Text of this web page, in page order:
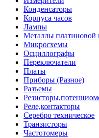
Конденсаторы
Корпуса часов
Лампы
Металлы платиновой
Микросхемы
Осциллографы
Переключатели
Платы
Приборы (Разное)
Разъемы
Реле,контакторы
Серебро техническое
Транзисторы
Частотомеры